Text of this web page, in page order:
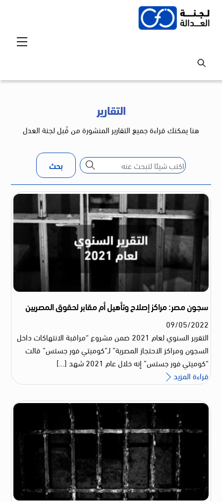
Skip
التقارير
هنا يمكنك قراءة جميع التقارير المنشورة من قَبل لجنة العدل
بحث
سجون مصر: مراكز إصلاح وتأهيل أم مقابر لحقوق المصريين
09/05/2022
التقرير السنوي لعام 2021 ضمن مشروع “مراقبة الانتهاكات داخل
السجون ومراكز الاحتجاز المصرية” لـ”كوميتي فور جستس” قالت
“كوميتي فور جستس” إنه خلال عام 2021 شهد […]
قراءة المزيد